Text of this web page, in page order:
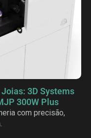
3D Systems
300W Plus
com precisão,